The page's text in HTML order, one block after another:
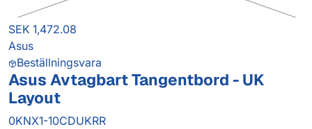
SEK 1,472.08
Asus
Beställningsvara
Asus Avtagbart Tangentbord - UK
Layout
0KNX1-10CDUKRR